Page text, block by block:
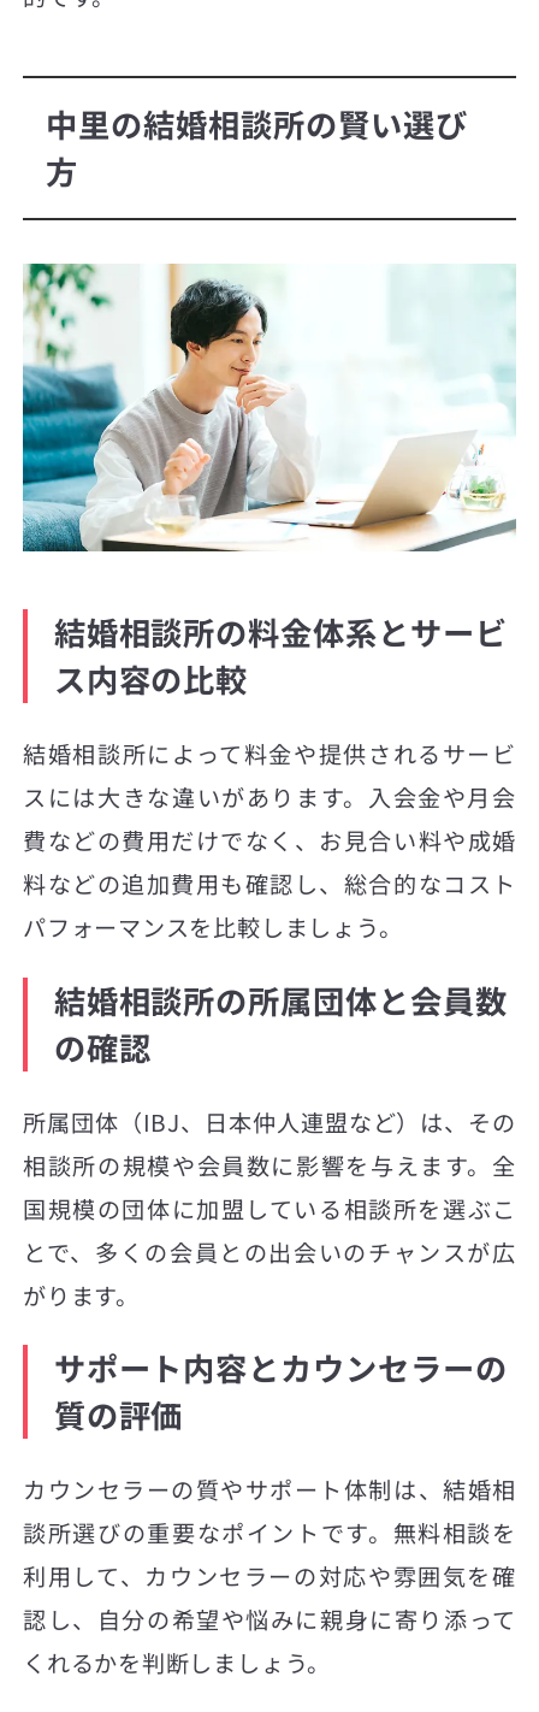
中里の結婚相談所の賢い選び
方
結婚相談所の料金体系とサービ
ス内容の比較
結婚相談所によって料金や提供されるサービ
スには大きな違いがあります。入会金や月会
費などの費用だけでなく、お見合い料や成婚
料などの追加費用も確認し、総合的なコスト
パフォーマンスを比較しましょう。
結婚相談所の所属団体と会員数
の確認
所属団体（IBJ、日本仲人連盟など）は、その
相談所の規模や会員数に影響を与えます。全
国規模の団体に加盟している相談所を選ぶこ
とで、多くの会員との出会いのチャンスが広
がります。
サポート内容とカウンセラーの
質の評価
カウンセラーの質やサポート体制は、結婚相
談所選びの重要なポイントです。無料相談を
利用して、カウンセラーの対応や雰囲気を確
認し、自分の希望や悩みに親身に寄り添って
くれるかを判断しましょう。